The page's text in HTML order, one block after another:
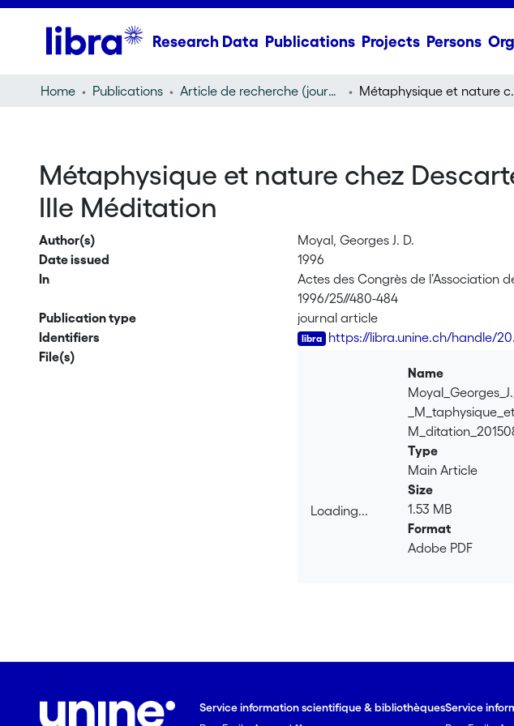
Research Data Publications Projects Persons
Home Publications Article de recherche (journal article) Métaphysique et
Métaphysique et nature chez
IIIe Méditation
Author(s)
Moyal, Georges J. D.
Date issued
1996
In
Actes des Congrès de l’Association
1996/25//480-484
Publication type
journal article
Identifiers
https://libra.unine.ch/handle/
File(s)
Loading...
Name
Type
Main Article
Size
1.53 MB
Format
Adobe PDF
Service information scientifique & bibliothèquesService